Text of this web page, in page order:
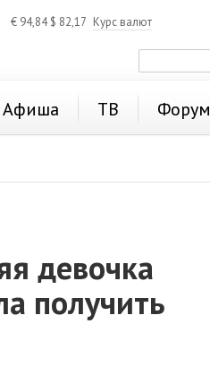
€ 94,84$ 82,17 Курс валют
Афиша ТВ Форум
девочка
получить